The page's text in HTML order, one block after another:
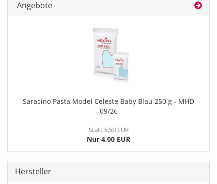
Angebote
Saracino Pasta Model Celeste Baby Blau 250 g - MHD
09/26
Statt 5,50 EUR
Nur 4,00 EUR
Hersteller